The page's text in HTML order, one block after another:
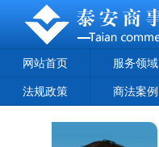
网站首页 服务领域
法规政策 商法案例